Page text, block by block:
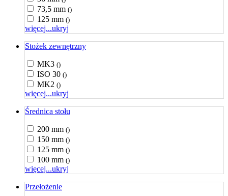
73,5 mm ()
125 mm ()
więcej...ukryj
Stożek zewnętrzny
MK3 ()
ISO 30 ()
MK2 ()
więcej...ukryj
Średnica stołu
200 mm ()
150 mm ()
125 mm ()
100 mm ()
więcej...ukryj
Przełożenie